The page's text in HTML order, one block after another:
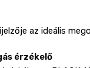
az ideális
érzékelő